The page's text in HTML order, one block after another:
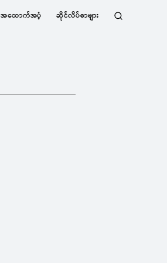
အထောက်အပံ့ ဆိုင်လိပ်စာများ